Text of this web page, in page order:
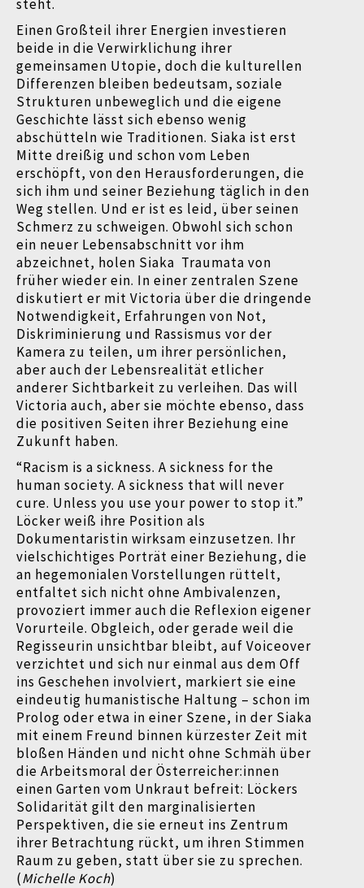
steht.
Einen Großteil ihrer Energien investieren
beide in die Verwirklichung ihrer
gemeinsamen Utopie, doch die kulturellen
Differenzen bleiben bedeutsam, soziale
Strukturen unbeweglich und die eigene
Geschichte lässt sich ebenso wenig
abschütteln wie Traditionen. Siaka ist erst
Mitte dreißig und schon vom Leben
erschöpft, von den Herausforderungen, die
sich ihm und seiner Beziehung täglich in den
Weg stellen. Und er ist es leid, über seinen
Schmerz zu schweigen. Obwohl sich schon
ein neuer Lebensabschnitt vor ihm
abzeichnet, holen Siaka Traumata von
früher wieder ein. In einer zentralen Szene
diskutiert er mit Victoria über die dringende
Notwendigkeit, Erfahrungen von Not,
Diskriminierung und Rassismus vor der
Kamera zu teilen, um ihrer persönlichen,
aber auch der Lebensrealität etlicher
anderer Sichtbarkeit zu verleihen. Das will
Victoria auch, aber sie möchte ebenso, dass
die positiven Seiten ihrer Beziehung eine
Zukunft haben.
“Racism is a sickness. A sickness for the
human society. A sickness that will never
cure. Unless you use your power to stop it.”
Löcker weiß ihre Position als
Dokumentaristin wirksam einzusetzen. Ihr
vielschichtiges Porträt einer Beziehung, die
an hegemonialen Vorstellungen rüttelt,
entfaltet sich nicht ohne Ambivalenzen,
provoziert immer auch die Reflexion eigener
Vorurteile. Obgleich, oder gerade weil die
Regisseurin unsichtbar bleibt, auf Voiceover
verzichtet und sich nur einmal aus dem Off
ins Geschehen involviert, markiert sie eine
eindeutig humanistische Haltung – schon im
Prolog oder etwa in einer Szene, in der Siaka
mit einem Freund binnen kürzester Zeit mit
bloßen Händen und nicht ohne Schmäh über
die Arbeitsmoral der Österreicher:innen
einen Garten vom Unkraut befreit: Löckers
Solidarität gilt den marginalisierten
Perspektiven, die sie erneut ins Zentrum
ihrer Betrachtung rückt, um ihren Stimmen
Raum zu geben, statt über sie zu sprechen.
(Michelle Koch)